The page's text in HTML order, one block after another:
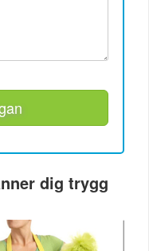
dig trygg